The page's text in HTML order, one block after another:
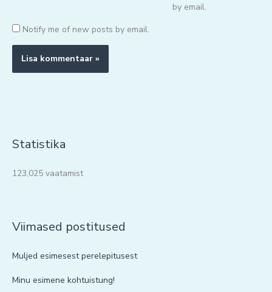
by email.
Notify me of new posts by email.
Statistika
123,025 vaatamist
Viimased postitused
Muljed esimesest perelepitusest
Minu esimene kohtuistung!